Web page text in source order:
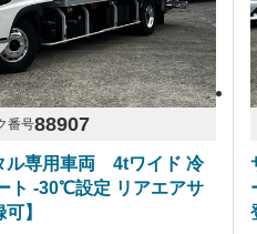
番号88907
ル専用車両 4tワイド 冷
ト -30℃設定 リアエアサ
】